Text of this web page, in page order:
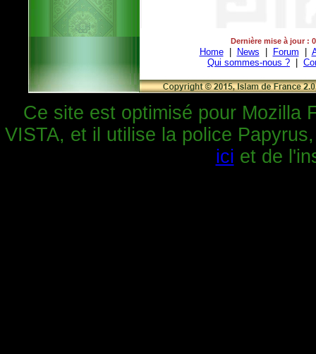
Dernière mise à jour :
Home| News Forum
Qui sommes-nous ?
Ce site est optimisé pour Mozilla
VISTA, et il utilise la police
ici et de